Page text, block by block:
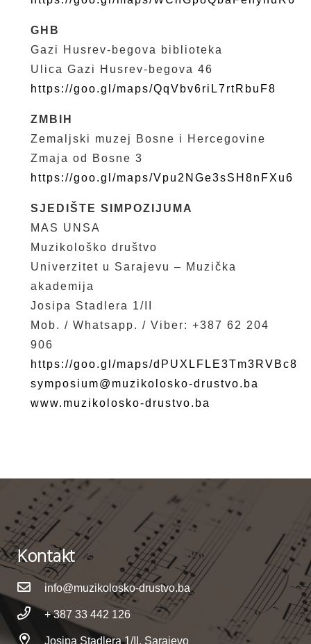
GHB
Gazi Husrev-begova biblioteka
Ulica Gazi Husrev-begova 46
https://goo.gl/maps/QqVbv6riL7rtRbuF8
ZMBIH
Zemaljski muzej Bosne i Hercegovine
Zmaja od Bosne 3
https://goo.gl/maps/Vpu2NGe3sSH8nFXu6
SJEDIŠTE SIMPOZIJUMA
MAS UNSA
Muzikološko društvo
Univerzitet u Sarajevu – Muzička
akademija
Josipa Stadlera 1/II
Mob. / Whatsapp. / Viber: +387 62 204
906
https://goo.gl/maps/dPUXLFLE3Tm3RVBc8
symposium@muzikolosko-drustvo.ba
www.muzikolosko-drustvo.ba
Kontakt
info@muzikolosko-drustvo.ba
+ 387 33 442 126
Josipa Stadlera 1/II, Sarajevo